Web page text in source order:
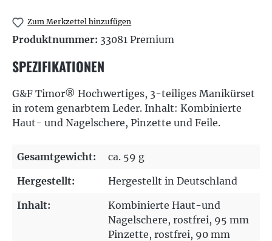
Zum Merkzettel hinzufügen
Produktnummer: 33081 Premium
SPEZIFIKATIONEN
G&F Timor® Hochwertiges, 3-teiliges Manikürset
in rotem genarbtem Leder. Inhalt: Kombinierte
Haut- und Nagelschere, Pinzette und Feile.
Gesamtgewicht:
ca. 59 g
Hergestellt:
Hergestellt in Deutschland
Inhalt:
Kombinierte Haut-und
Nagelschere, rostfrei, 95 mm
Pinzette, rostfrei, 90 mm